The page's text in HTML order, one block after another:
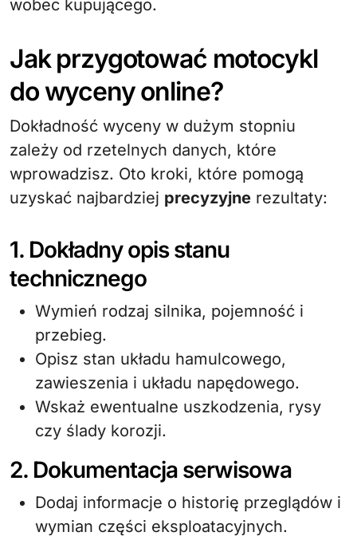
wobec kupującego.
Jak przygotować motocykl
do wyceny online?
Dokładność wyceny w dużym stopniu
zależy od rzetelnych danych, które
wprowadzisz. Oto kroki, które pomogą
uzyskać najbardziej precyzyjne rezultaty:
1. Dokładny opis stanu
technicznego
Wymień rodzaj silnika, pojemność i
przebieg.
Opisz stan układu hamulcowego,
zawieszenia i układu napędowego.
Wskaż ewentualne uszkodzenia, rysy
czy ślady korozji.
2. Dokumentacja serwisowa
Dodaj informacje o historię przeglądów i
wymian części eksploatacyjnych.